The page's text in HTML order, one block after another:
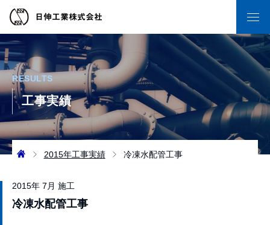
RESULTS
工事実績
2015年工事実績 冷凍水配管工事
2015年 7月 施工
冷凍水配管工事